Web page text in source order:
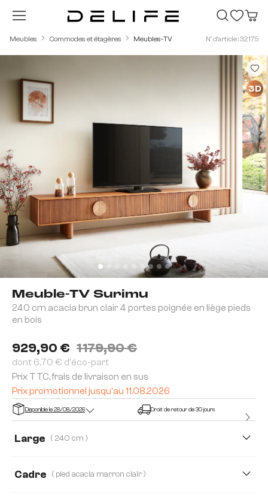
Passer au contenu principal
Meubles Commodes et étagères Meubles-TV N° d'article : 32175
Meuble-TV Surimu
240 cm acacia brun clair 4 portes poignée en liège pieds
en bois
929,90 € 1 179,90 €
dont 6,70 € d'éco-part
Prix TTC, frais de livraison en sus
Prix promotionnel jusqu'au 11.08.2026
Disponible le 28/08/2026 Droit de retour de 30 jours
Large ( 240 cm )
Cadre ( pied acacia marron clair )
3D